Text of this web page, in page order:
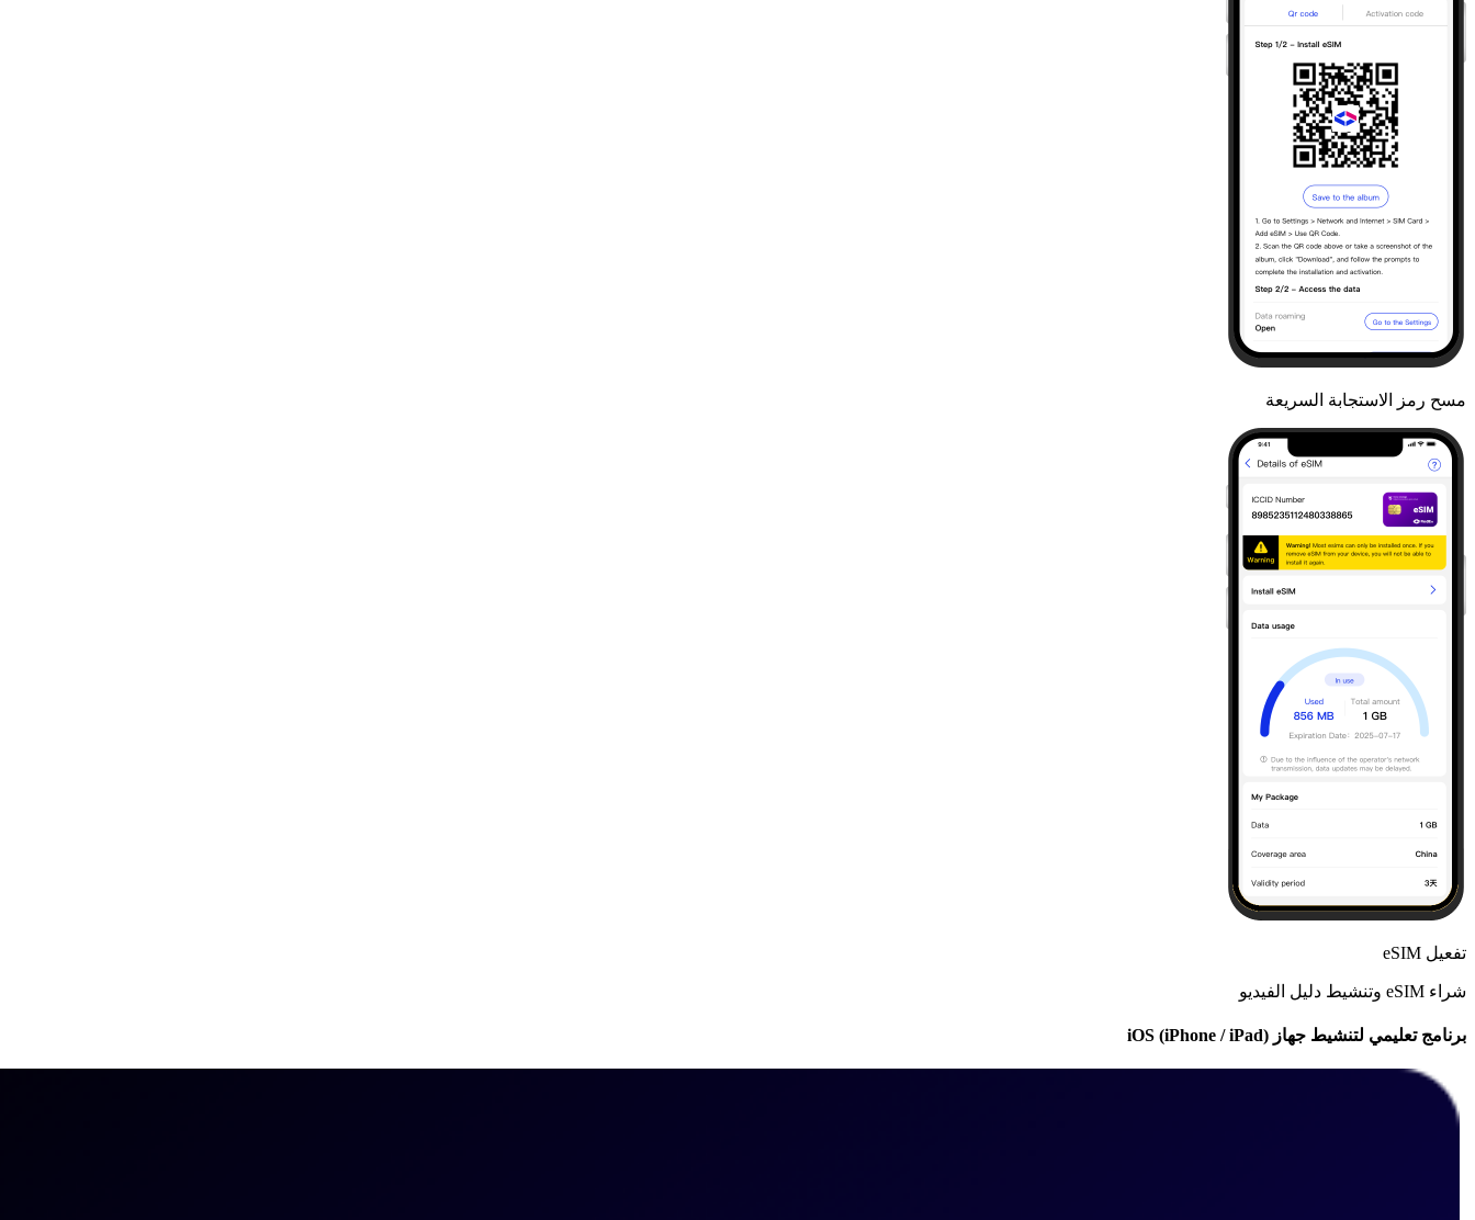
مسح رمز الاستجابة السريعة
تفعيل eSIM
شراء eSIM وتنشيط دليل الفيديو
برنامج تعليمي لتنشيط جهاز iOS (iPhone / iPad)